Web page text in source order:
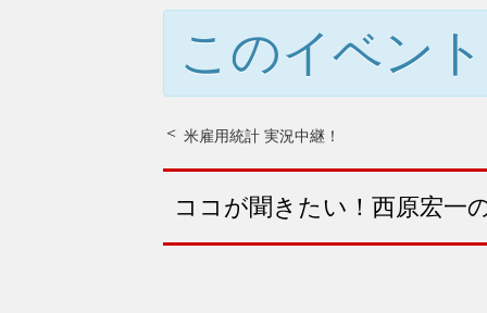
このイベン
米雇用統計 実況中継！
ココが聞きたい！西原宏一